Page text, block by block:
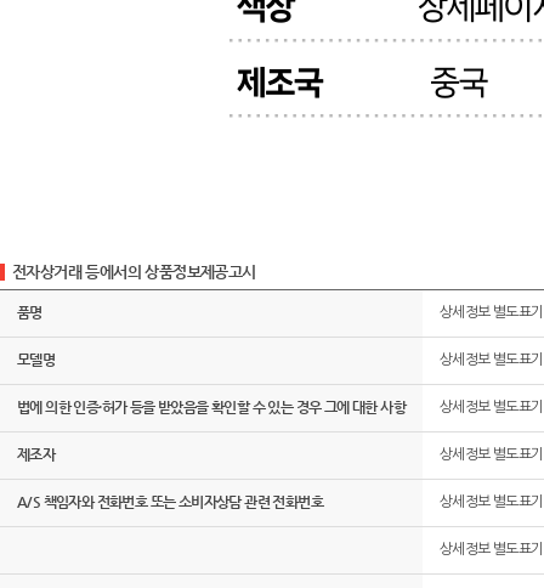
전자상거래 등에서의 상품정보제공고시
품명 상세정보 별도표기
모델명 상세정보 별도표기
법에 의한 인증·허가 등을 받았음을 확인할 수 있는 경우 그에 대한 사항 상세정보 별도표기
제조자 상세정보 별도표기
A/S 책임자와 전화번호 또는 소비자상담 관련 전화번호 상세정보 별도표기
상세정보 별도표기